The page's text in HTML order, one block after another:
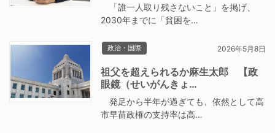
「誰一人取り残さないこと」を掲げ、
2030年までに「貧困を…
政治・国際 2026年5月8日
祖父を超えられるか麻生太郎 【政
眼鏡（せいがんきょ…
発足から半年が過ぎても、依然として高
市早苗政権の支持率は高…